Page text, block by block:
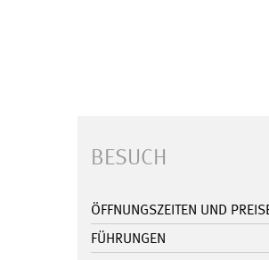
BESUCH
ÖFFNUNGSZEITEN UND
FÜHRUNGEN